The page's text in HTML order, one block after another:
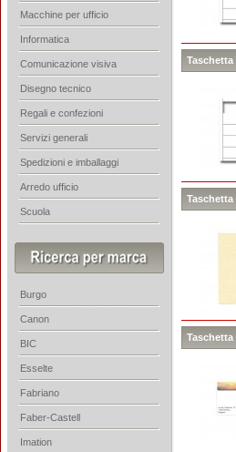
Macchine per ufficio
Informatica
Comunicazione visiva
Disegno tecnico
Regali e confezioni
Servizi generali
Spedizioni e imballaggi
Arredo ufficio
Scuola
Burgo
Canon
BIC
Esselte
Fabriano
Faber-Castell
Imation